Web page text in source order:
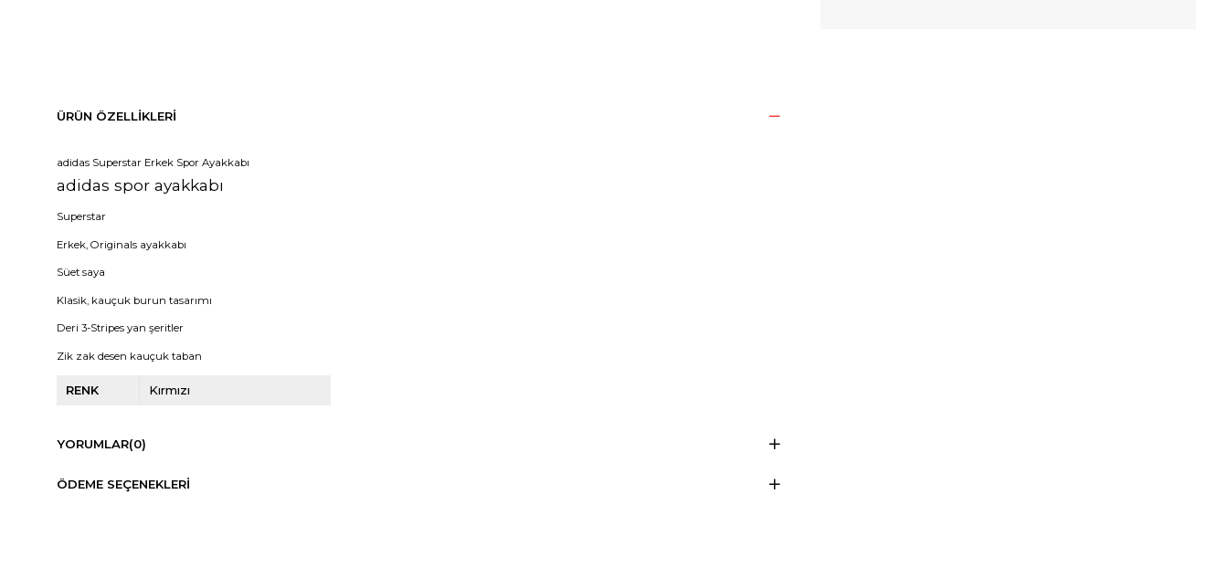
ÜRÜN ÖZELLIKLERI
adidas Superstar Erkek Spor Ayakkabı
adidas spor ayakkabı
Superstar
Erkek, Originals ayakkabı
Süet saya
Klasik, kauçuk burun tasarımı
Deri 3-Stripes yan şeritler
Zik zak desen kauçuk taban
RENK Kırmızı
YORUMLAR(0)
ÖDEME SEÇENEKLERI